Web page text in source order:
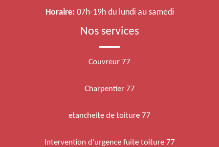
Horaire: 07h-19h du lundi au samedi
Nos services
Couvreur 77
Charpentier 77
etancheite de toiture 77
Intervention d'urgence fuite toiture 77